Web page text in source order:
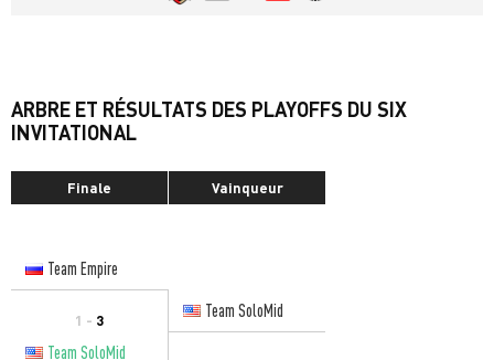
ARBRE ET RÉSULTATS DES PLAYOFFS DU SIX
INVITATIONAL
Finale Vainqueur
Team Empire
1 - 3
Team SoloMid
Team SoloMid